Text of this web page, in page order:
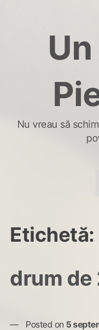
Nu vreau să
Etichetă:
drum de
Posted on 5